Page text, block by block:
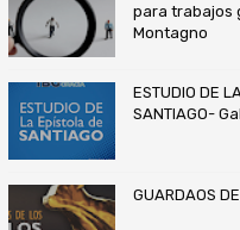
para trabajos
Montagno
ESTUDIO DE
SANTIAGO-
GUARDAOS